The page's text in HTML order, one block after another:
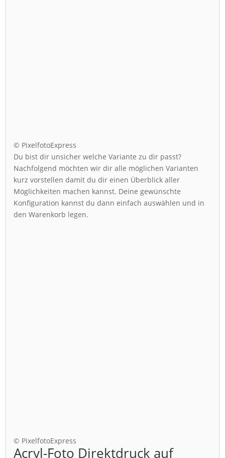
© PixelfotoExpress
Du bist dir unsicher welche Variante zu dir passt?
Nachfolgend möchten wir dir alle möglichen Varianten
kurz vorstellen damit du dir einen Überblick aller
Möglichkeiten machen kannst. Deine gewünschte
Konfiguration kannst du dann einfach auswählen und in
den Warenkorb legen.
© PixelfotoExpress
Acryl-Foto Direktdruck auf